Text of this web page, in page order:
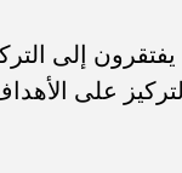
إلى
على